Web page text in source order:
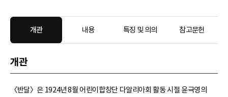
개관 내용 특징 및 의의 참고문헌
개관
〈반달〉은 1924년 8월 어린이합창단 다알리아회 활동 시절 윤극영의